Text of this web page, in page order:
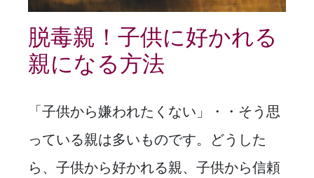
脱毒親！子供に好かれる
親になる方法
「子供から嫌われたくない」・・そう思
っている親は多いものです。どうした
ら、子供から好かれる親、子供から信頼